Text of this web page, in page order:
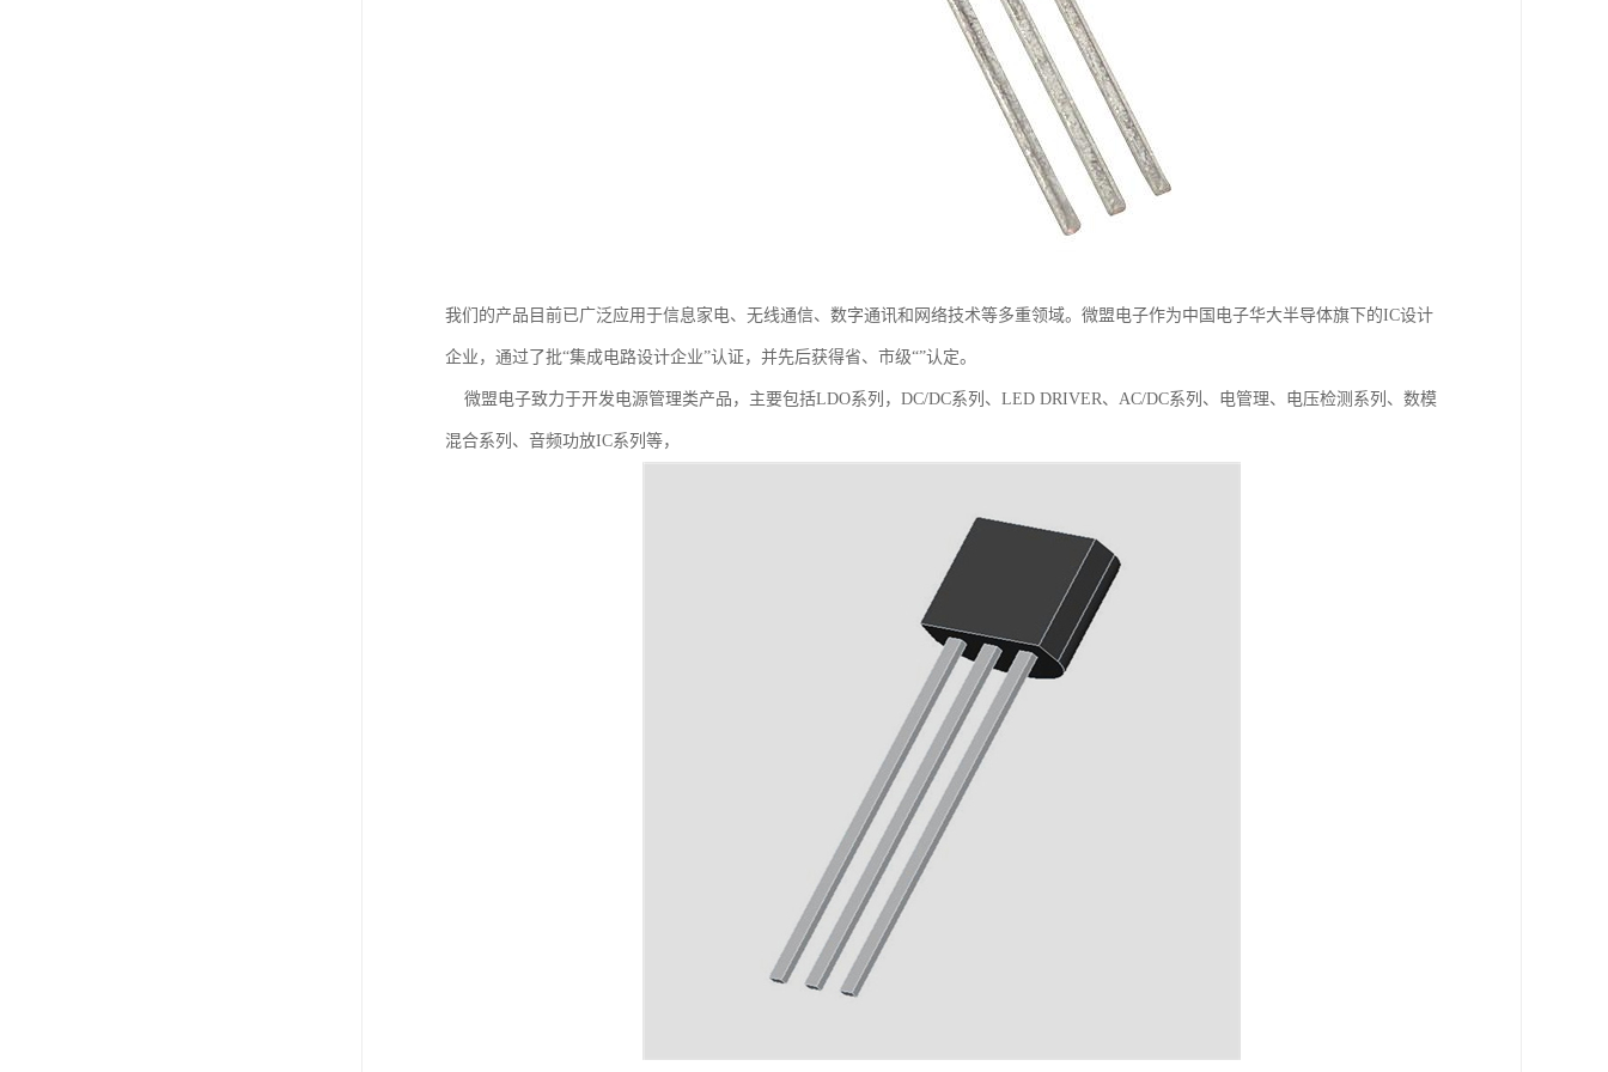
我们的产品目前已广泛应用于信息家电、无线通信、数字通讯和网络技术等多重领域。微盟电子作为中国电子华大半导体旗下的IC设计
企业，通过了批“集成电路设计企业”认证，并先后获得省、市级“”认定。
微盟电子致力于开发电源管理类产品，主要包括LDO系列，DC/DC系列、LED DRIVER、AC/DC系列、电管理、电压检测系列、数模
混合系列、音频功放IC系列等，